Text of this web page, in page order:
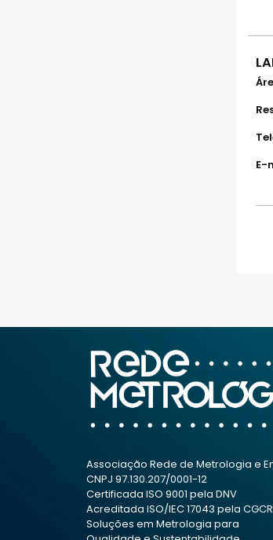
E-
Associação Rede de Metrologia e
CNPJ 97.130.207/0001-12
Certificada ISO 9001 pela DNV
Acreditada ISO/IEC 17043 pela
Soluções em Metrologia para